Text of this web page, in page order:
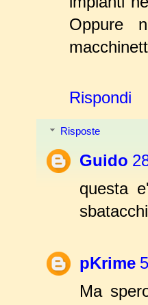
Oppure
Rispondi
Risposte
Guido
questa
pKrime
Ma